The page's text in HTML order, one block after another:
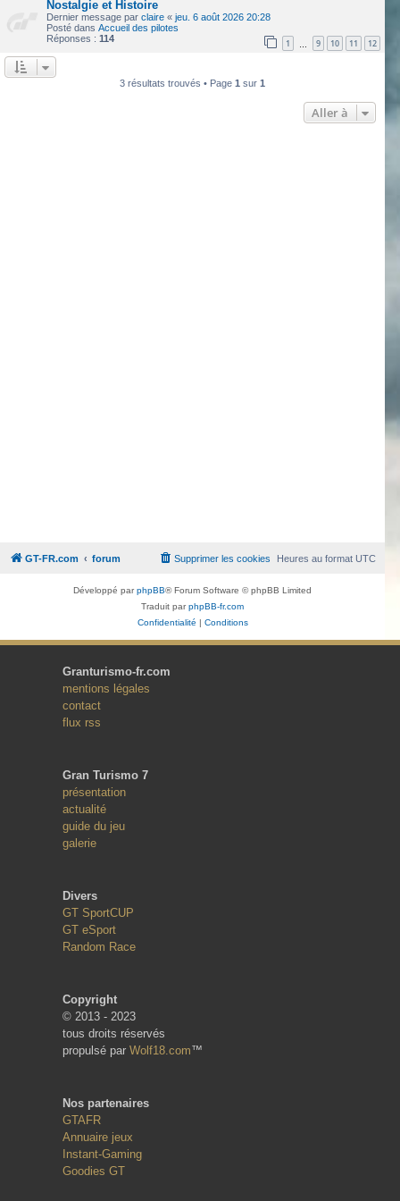
Nostalgie et Histoire
Dernier message par claire « jeu. 6 août 2026 20:28
Posté dans Accueil des pilotes
Réponses : 114 1 9 10 11 12
3 résultats trouvés • Page1 sur1
Aller à
GT-FR.com forum Heures au formatUTC
Supprimer les cookies
Développé parphpBB® Forum Software © phpBB Limited
Traduit parphpBB-fr.com
Confidentialité | Conditions
Granturismo-fr.com
mentions légales
contact
flux rss
Gran Turismo 7
présentation
actualité
guide du jeu
galerie
Divers
GT SportCUP
GT eSport
Random Race
Copyright
© 2013 - 2023
tous droits réservés
propulsé par Wolf18.com™
Nos partenaires
GTAFR
Annuaire jeux
Instant-Gaming
Goodies GT